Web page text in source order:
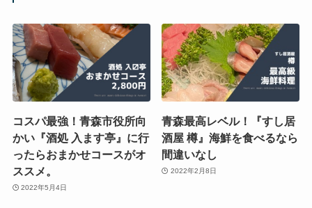
コスパ最強！青森市役所向
かい『酒処 入ます亭』に行
ったらおまかせコースがオ
ススメ。
2022年5月4日
青森最高レベル！『すし居
酒屋 樽』海鮮を食べるなら
間違いなし
2022年2月8日